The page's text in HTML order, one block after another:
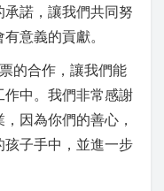
諾，讓我們共同努
意義的貢獻。
的合作，讓我們能
作中。我們非常感謝
因為你們的善心，
孩子手中，並進一步